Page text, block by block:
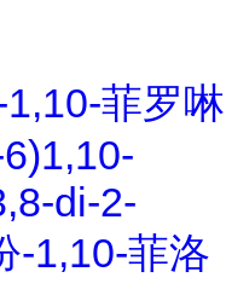
菲罗啉
di-2-
-1,10-菲洛